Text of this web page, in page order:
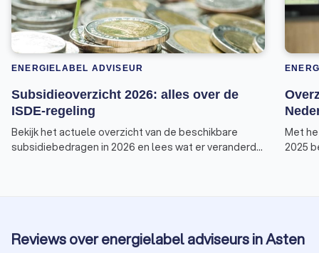
ENERGIELABEL ADVISEUR
Subsidieoverzicht 2026: alles over de
ISDE-regeling
Bekijk het actuele overzicht van de beschikbare
subsidiebedragen in 2026 en lees wat er veranderd
Met
2025
Reviews over energielabel adviseurs in Asten